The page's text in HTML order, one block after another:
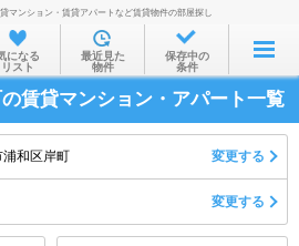
お部屋を探す
沿線・駅から
住所から
家賃相場から
物件特集から
マンション・賃貸アパートなど賃貸物件の部屋探し
になる
リスト
最近見た
物件
保存中の
条件
賃貸マンション・アパート一覧
浦和区岸町 変更する
変更する